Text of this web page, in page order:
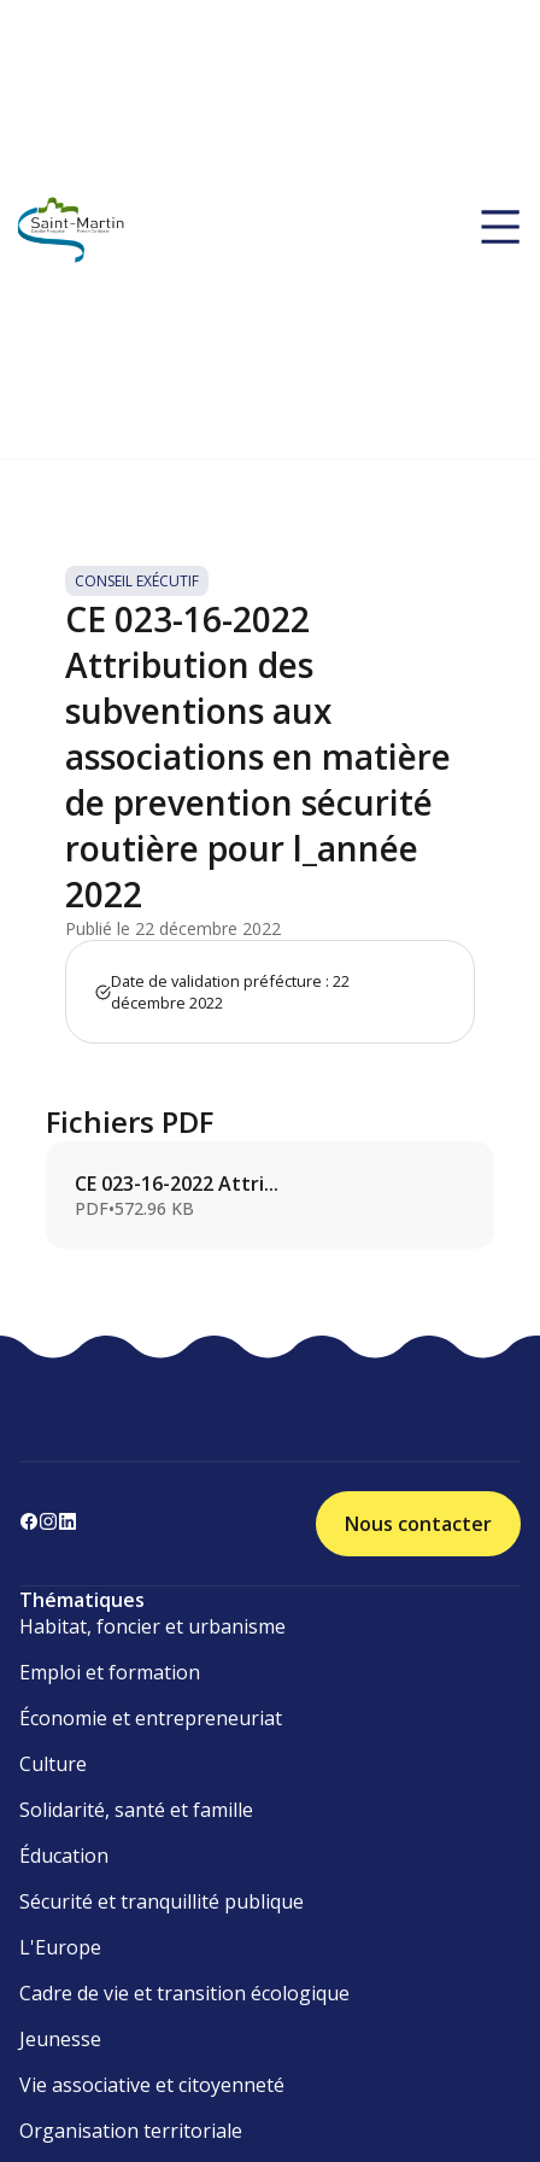
CONSEIL EXÉCUTIF
CE 023-16-2022
Attribution des
subventions aux
associations en matière
de prevention sécurité
routière pour l_année
2022
Publié le 22 décembre 2022
Date de validation préfécture : 22
décembre 2022
Fichiers PDF
CE 023-16-2022 Attri...
PDF•572.96 KB
Nous contacter
Thématiques
Habitat, foncier et urbanisme
Emploi et formation
Économie et entrepreneuriat
Culture
Solidarité, santé et famille
Éducation
Sécurité et tranquillité publique
L'Europe
Cadre de vie et transition écologique
Jeunesse
Vie associative et citoyenneté
Organisation territoriale